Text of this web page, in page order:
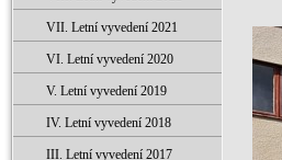
VII. Letní vyvedení 2021
VI. Letní vyvedení 2020
V. Letní vyvedení 2019
IV. Letní vyvedení 2018
III. Letní vyvedení 2017